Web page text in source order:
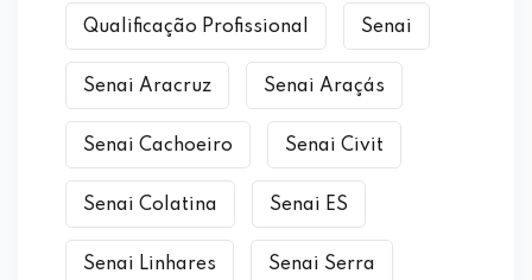
Qualificação Profissional Senai
Senai Aracruz Senai Araçás
Senai Cachoeiro Senai Civit
Senai Colatina Senai ES
Senai Linhares Senai Serra